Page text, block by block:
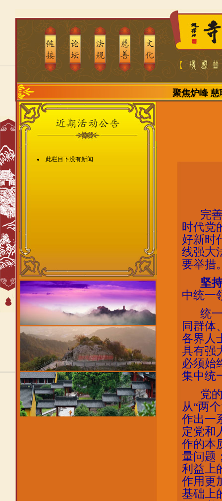
聚焦炉峰 慈
此栏目下没有新闻
完
时代党
好新时
线强大
要举措
坚
中统一
统
同群体
各界人
具有强
必须始
集中统
党
从“两
作出一
定党和
作的本
量问题
利益上
作用更
基础上